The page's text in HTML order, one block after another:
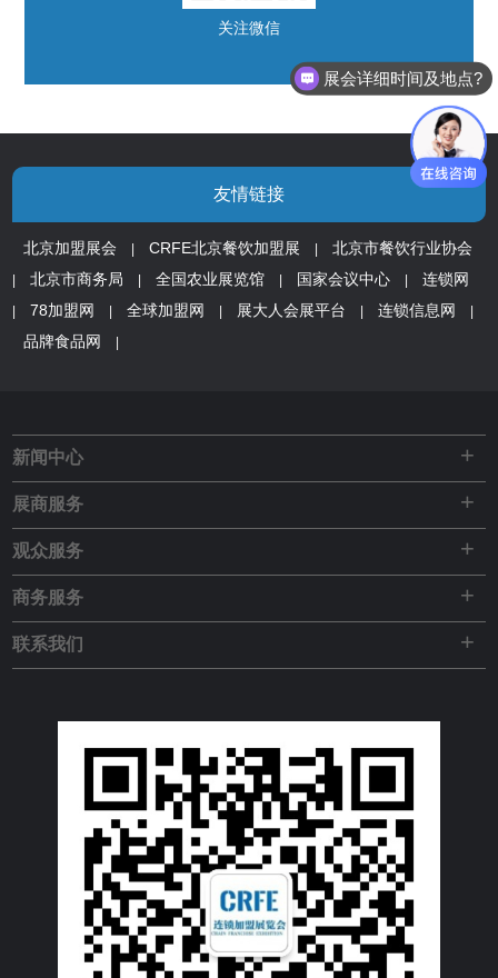
关注微信
友情链接
北京加盟展会 CRFE北京餐饮加盟展 北京市餐饮行业协会
北京市商务局 全国农业展览馆 国家会议中心 连锁网
78加盟网 全球加盟网 展大人会展平台 连锁信息网
品牌食品网
新闻中心 +
展商服务 +
观众服务 +
商务服务 +
联系我们 +
展会详细时间及地点?